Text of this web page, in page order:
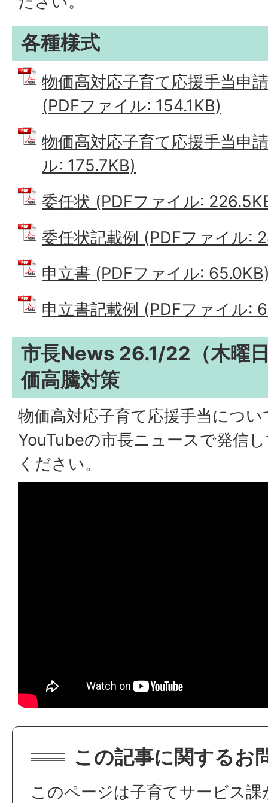
各種様式
物価高対応子育て応援手当申
(PDFファイル: 154.1KB)
物価高対応子育て応援手当申
ル: 175.7KB)
委任状 (PDFファイル:
委任状記載例 (PDFファイル:
申立書 (PDFファイル:
申立書記載例 (PDFファイル:
市長News 26.1/22（木曜
価高騰対策
物価高対応子育て応援手当につ
YouTubeの市長ニュースで発信
ください。
この記事に関するお
このページは子育てサービス